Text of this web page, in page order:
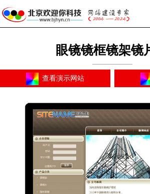
眼镜镜框镜架镜
查看演示网站